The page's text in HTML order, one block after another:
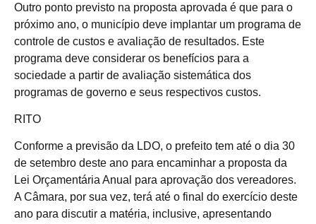
Outro ponto previsto na proposta aprovada é que para o
próximo ano, o município deve implantar um programa de
controle de custos e avaliação de resultados. Este
programa deve considerar os benefícios para a
sociedade a partir de avaliação sistemática dos
programas de governo e seus respectivos custos.
RITO
Conforme a previsão da LDO, o prefeito tem até o dia 30
de setembro deste ano para encaminhar a proposta da
Lei Orçamentária Anual para aprovação dos vereadores.
A Câmara, por sua vez, terá até o final do exercício deste
ano para discutir a matéria, inclusive, apresentando